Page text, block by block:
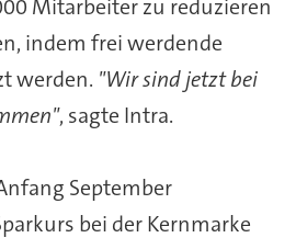
Mitarbeiter zu reduzieren
indem frei werdende
werden. "Wir sind jetzt bei
, sagte Intra.
September
bei der Kernmarke